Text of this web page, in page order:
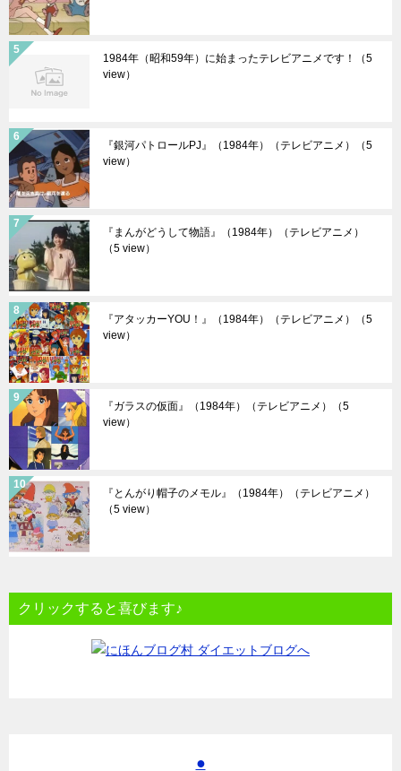
1984年（昭和59年）に始まったテレビアニメです！
（5
view）
『銀河パトロールPJ』（1984年）（テレビアニメ）
（5
view）
『まんがどうして物語』（1984年）（テレビアニメ）
（5 view）
『アタッカーYOU！』（1984年）（テレビアニメ）
（5
view）
『ガラスの仮面』（1984年）（テレビアニメ）
（5
view）
『とんがり帽子のメモル』（1984年）（テレビアニメ）
（5 view）
クリックすると喜びます♪
●